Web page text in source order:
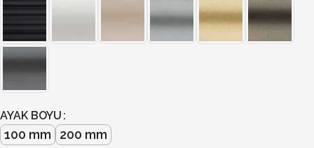
AYAK BOYU
100 mm 200 mm